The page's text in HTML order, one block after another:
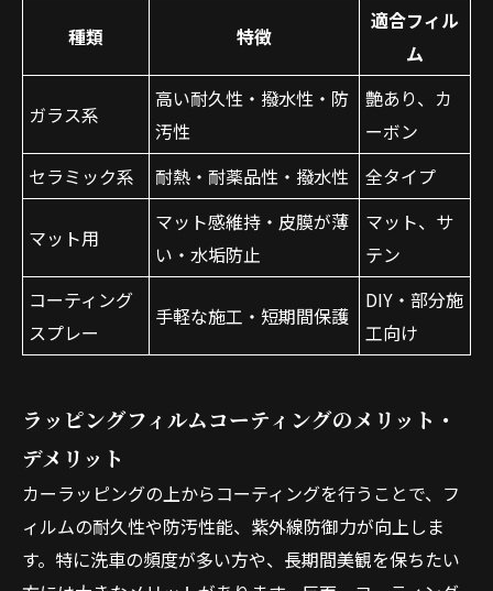
種類 特徴
適合フィル
ム
ガラス系
高い耐久性・撥水性・防
汚性
艶あり、カ
ーボン
セラミック系
耐熱・耐薬品性・撥水性 全タイプ
マット用
マット感維持・皮膜が薄
い・水垢防止
マット、サ
テン
コーティング
スプレー
手軽な施工・短期間保護
DIY・部分施
工向け
ラッピングフィルムコーティングのメリット・
デメリット
カーラッピングの上からコーティングを行うことで、フ
ィルムの耐久性や防汚性能、紫外線防御力が向上しま
す。特に洗車の頻度が多い方や、長期間美観を保ちたい